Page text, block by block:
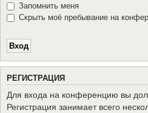
Запомнить меня
Скрыть моё пребывание на
РЕГИСТРАЦИЯ
Для входа на конференцию вы
Регистрация занимает всего